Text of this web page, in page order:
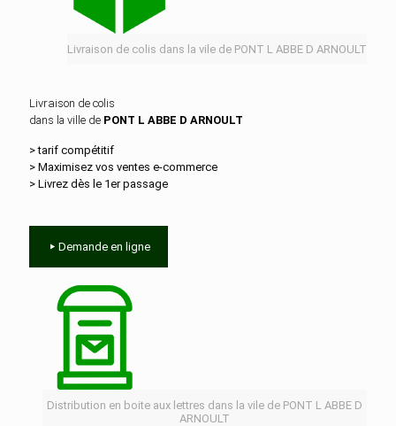
Livraison de colis dans la vile de PONT L ABBE D ARNOULT
Livraison de colis
dans la ville de PONT L ABBE D ARNOULT
> tarif compétitif
> Maximisez vos ventes e‑commerce
> Livrez dès le 1er passage
Demande en ligne
Distribution en boite aux lettres dans la vile de PONT L ABBE D
ARNOULT